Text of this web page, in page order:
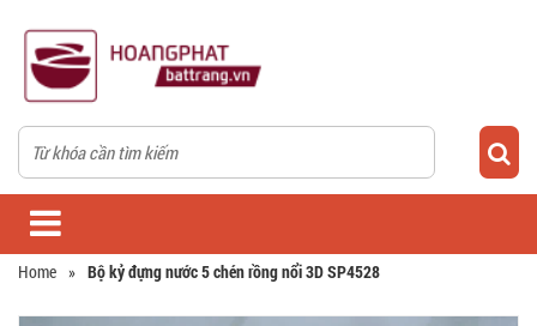
Home » Bộ kỷ đựng nước 5 chén rồng nổi 3D SP4528